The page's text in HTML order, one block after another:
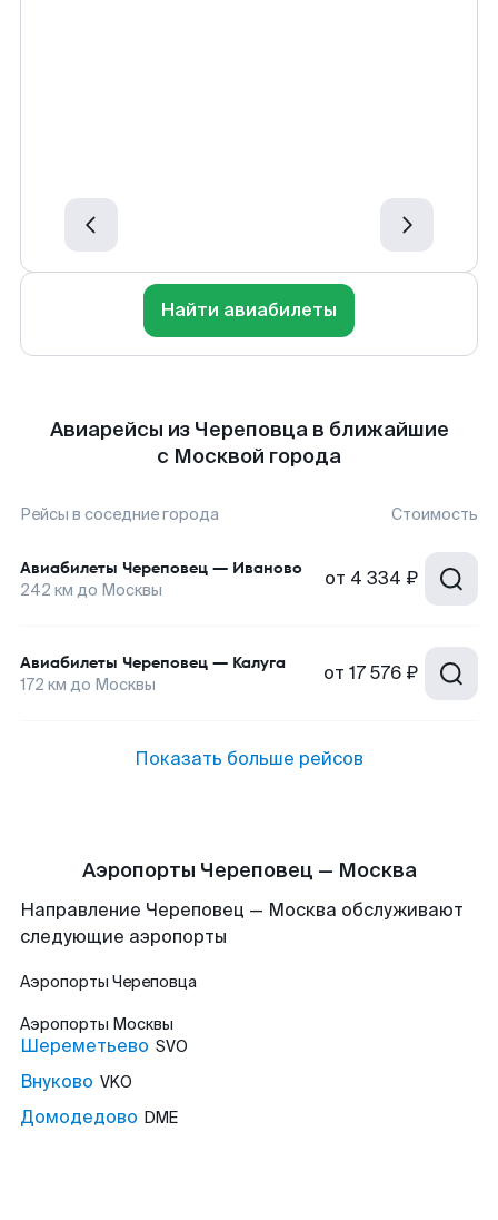
Найти авиабилеты
Авиарейсы из Череповца в ближайшие
с Москвой города
Рейсы в соседние города Стоимость
Авиабилеты Череповец — Иваново
242 км до Москвы от 4 334 ₽
Авиабилеты Череповец — Калуга
172 км до Москвы от 17 576 ₽
Показать больше рейсов
Аэропорты Череповец — Москва
Направление Череповец — Москва обслуживают
следующие аэропорты
Аэропорты Череповца
Аэропорты Москвы
Шереметьево SVO
Внуково VKO
Домодедово DME